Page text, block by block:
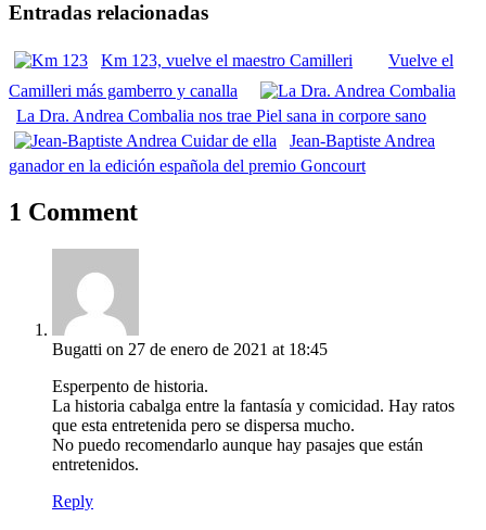
Entradas relacionadas
Km 123, vuelve el maestro Camilleri
Vuelve el
Camilleri más gamberro y canalla
La Dra. Andrea Combalia nos trae Piel sana in corpore sano
Jean-Baptiste Andrea
ganador en la edición española del premio Goncourt
1 Comment
Bugatti on 27 de enero de 2021 at 18:45
Esperpento de historia.
La historia cabalga entre la fantasía y comicidad. Hay ratos
que esta entretenida pero se dispersa mucho.
No puedo recomendarlo aunque hay pasajes que están
entretenidos.
Reply